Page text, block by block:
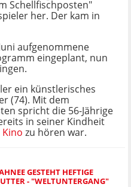
Schellfischposten"
her. Der kam in
aufgenommene
eingeplant, nun
ein künstlerisches
(74). Mit dem
spricht die 56-Jährige
in seiner Kindheit
Kino zu hören war.
GESTEHT HEFTIGE
- "WELTUNTERGANG"